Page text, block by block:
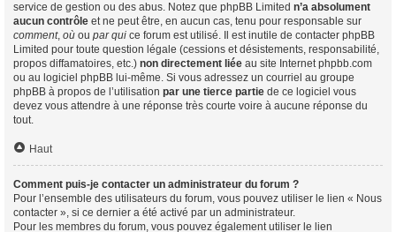
service de gestion ou des abus. Notez que phpBB Limited n’a absolument
aucun contrôle et ne peut être, en aucun cas, tenu pour responsable sur
comment, où ou par qui ce forum est utilisé. Il est inutile de contacter phpBB
Limited pour toute question légale (cessions et désistements, responsabilité,
propos diffamatoires, etc.) non directement liée au site Internet phpbb.com
ou au logiciel phpBB lui-même. Si vous adressez un courriel au groupe
phpBB à propos de l’utilisation par une tierce partie de ce logiciel vous
devez vous attendre à une réponse très courte voire à aucune réponse du
tout.
Haut
Comment puis-je contacter un administrateur du forum ?
Pour l’ensemble des utilisateurs du forum, vous pouvez utiliser le lien « Nous
contacter », si ce dernier a été activé par un administrateur.
Pour les membres du forum, vous pouvez également utiliser le lien